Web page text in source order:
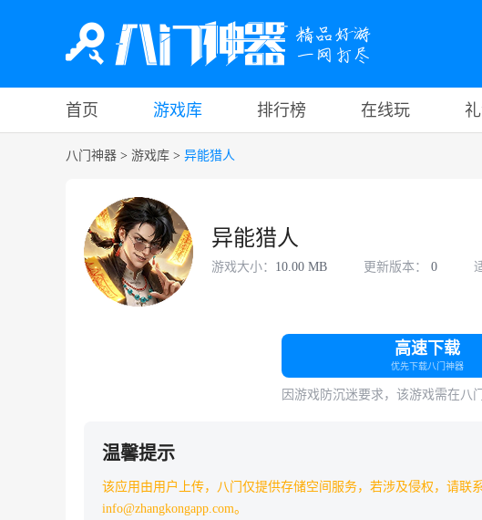
首页 游戏库 排行榜 在线玩
八门神器 > 游戏库 > 异能猎人
异能猎人
游戏大小： 10.00 MB 更新版本： 0
高速下载
优先下载八门神器
因游戏防沉迷要求，该游戏需在八
温馨提示
该应用由用户上传，八门仅提供存储空间服务，若涉及侵权，请联
info@zhangkongapp.com。